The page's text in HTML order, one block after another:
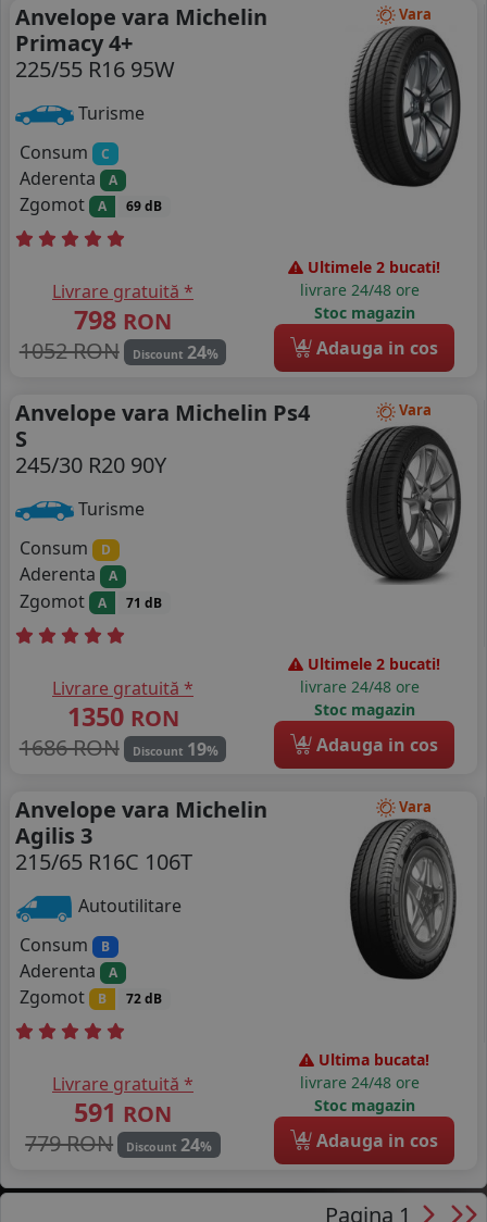
Vara
Anvelope vara Michelin
Primacy 4+
225/55 R16 95W
Turisme
Consum
C
Aderenta A
Zgomot A 69 dB
Livrare gratuită *
798 RON
1052 RON
Discount 24%
Ultimele 2 bucati!
livrare 24/48 ore
Stoc magazin
4 Adauga in cos
Vara
Anvelope vara Michelin Ps4
S
245/30 R20 90Y
Turisme
Consum
D
Aderenta A
Zgomot A 71 dB
Livrare gratuită *
1350 RON
1686 RON
Discount 19%
Ultimele 2 bucati!
livrare 24/48 ore
Stoc magazin
4 Adauga in cos
Vara
Anvelope vara Michelin
Agilis 3
215/65 R16C 106T
Autoutilitare
Consum
B
Aderenta A
Zgomot B 72 dB
Livrare gratuită *
591 RON
779 RON
Discount 24%
Ultima bucata!
livrare 24/48 ore
Stoc magazin
4 Adauga in cos
Pagina 1